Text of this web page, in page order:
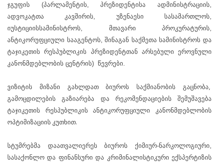
ჯგუფის (პარლამენტის, პრეზიდენტისა ადმინისტრაციის,
ადვოკატთა კავშირის, უზენაესი სასამართლოს,
იუსტიციისსამინისტროს, მთავარი პროკურატურის,
ანტიკორუფციული სააგენტოს, შინაგან საქმეთა სამინისტროს და
ტაჯიკეთის რესპუბლიკის პრეზიდენტთან არსებული ეროვნული
კანონმდებლობის ცენტრის) წევრები.
ვიზიტის მიზანი გახლდათ ბიუროს საქმიანობის გაცნობა,
გამოცდილების გაზიარება და რეკომენდაციების შემუშავება
ტაჯიკეთის რესპუბლიკის ანტიკორუფციული კანონმდებლობის
ოპტიმიზაციის კუთხით.
სტუმრებმა დაათვალიერეს ბიუროს ქიმიურ-ნარკოლოგიური,
სასაქონლო და ფინანსური და კრიმინალისტიკური ექსპერტიზის